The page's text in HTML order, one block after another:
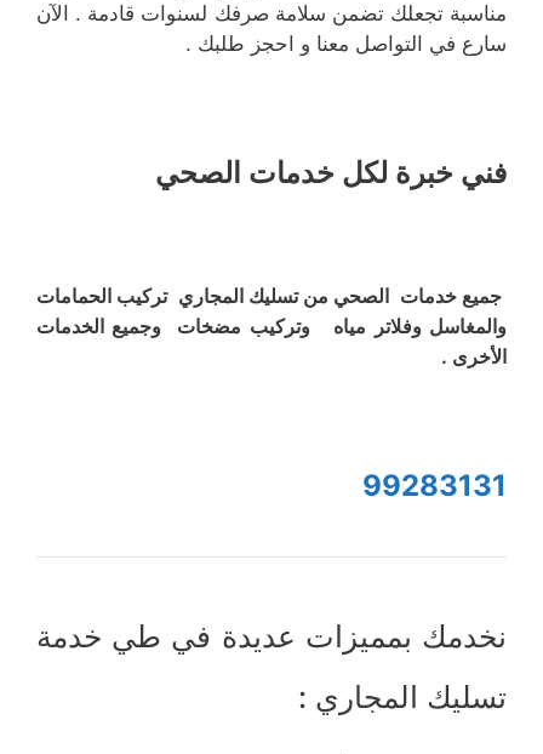
مناسبة تجعلك تضمن سلامة صرفك لسنوات قادمة . الآن
سارع في التواصل معنا و احجز طلبك .
فني خبرة لكل خدمات الصحي
جميع خدمات الصحي من تسليك المجاري تركيب الحمامات
والمغاسل وفلاتر مياه وتركيب مضخات وجميع الخدمات
الأخرى .
99283131
نخدمك بمميزات عديدة في طي خدمة
تسليك المجاري :